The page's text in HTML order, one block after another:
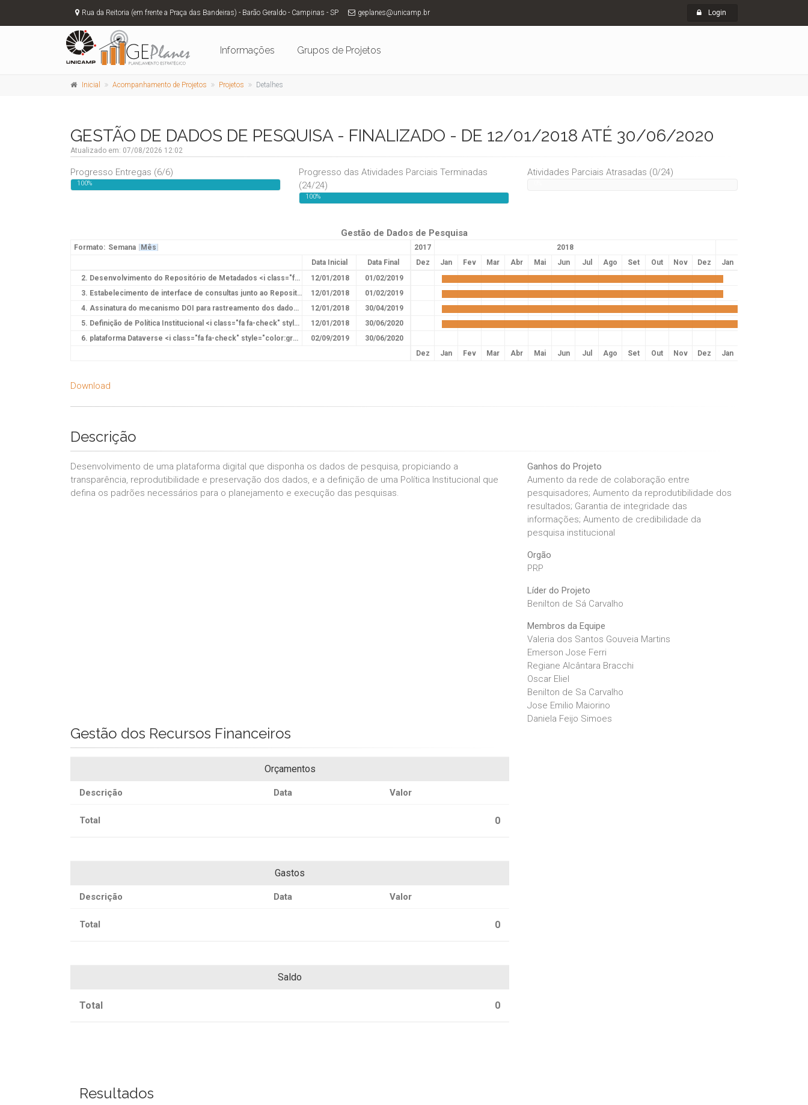
Rua da Reitoria (em frente a Praça das Bandeiras) - Barão Geraldo - Campinas - SP geplanes@unicamp.br Login
Informações Grupos de Projetos
Inicial Acompanhamento de Projetos Projetos Detalhes
GESTÃO DE DADOS DE PESQUISA - FINALIZADO - DE 12/01/2018 ATÉ 30/06/2020
Atualizado em: 07/08/2026 12:02
Progresso Entregas (6/6)
100%
Progresso das Atividades Parciais Terminadas
(24/24)
100%
Atividades Parciais Atrasadas (0/24)
Gestão de Dados de Pesquisa
Formato: Semana
Mês
Data Inicial
Data Final
2017
2018
Dez
Jan Fev Mar Abr Mai Jun Jul Ago Set Out Nov Dez Jan
2. Desenvolvimento do Repositório de Metadados <i class="fa fa-check" style="color:green"></i>
12/01/2018
01/02/2019
3. Estabelecimento de interface de consultas junto ao Repositório <i class="fa fa-check" style="color:green"></i>
12/01/2018
01/02/2019
4. Assinatura do mecanismo DOI para rastreamento dos dados <i class="fa fa-check" style="color:green"></i>
12/01/2018
30/04/2019
5. Definição de Política Institucional <i class="fa fa-check" style="color:green"></i>
12/01/2018
30/06/2020
6. plataforma Dataverse <i class="fa fa-check" style="color:green"></i>
02/09/2019
30/06/2020
Dez
Jan Fev Mar Abr Mai Jun Jul Ago Set Out Nov Dez Jan
Download
Descrição
Desenvolvimento de uma plataforma digital que disponha os dados de pesquisa, propiciando a
transparência, reprodutibilidade e preservação dos dados, e a definição de uma Política Institucional que
defina os padrões necessários para o planejamento e execução das pesquisas.
Ganhos do Projeto
Aumento da rede de colaboração entre
pesquisadores; Aumento da reprodutibilidade dos
resultados; Garantia de integridade das
informações; Aumento de credibilidade da
pesquisa institucional
Orgão
PRP
Líder do Projeto
Benilton de Sá Carvalho
Membros da Equipe
Valeria dos Santos Gouveia Martins
Emerson Jose Ferri
Regiane Alcântara Bracchi
Oscar Eliel
Benilton de Sa Carvalho
Jose Emilio Maiorino
Daniela Feijo Simoes
Gestão dos Recursos Financeiros
Orçamentos
Descrição Data Valor
Total 0
Gastos
Descrição Data Valor
Total 0
Saldo
Total 0
Resultados